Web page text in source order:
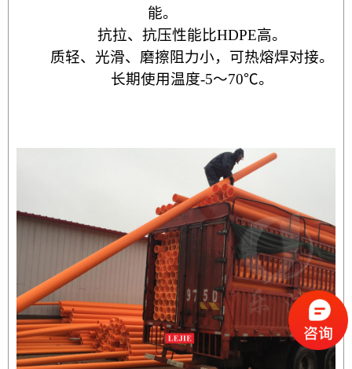
能。
抗拉、抗压性能比HDPE高。
质轻、光滑、磨擦阻力小，可热熔焊对接。
长期使用温度-5～70℃。